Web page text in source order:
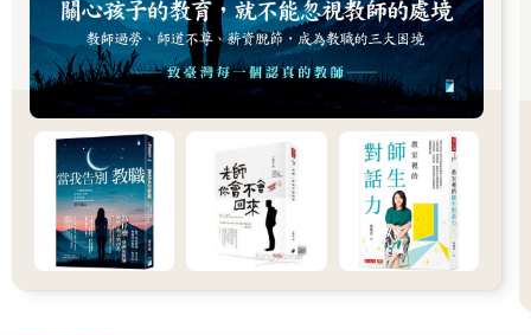
之方便取得，個人之私人活動受注視、監看、監聽或公開揭露等
侵擾之可能大為增加，個人之私人活動及隱私受保護之需要，亦
隨之提升。是個人縱於公共場域中，亦應享有依社會通念得不受
他人持續注視、監看、監聽、接近等侵擾之私人活動領域及個人
資料自主，而受法律所保護……」
第689號解釋文的核心論點在於，個人在公共場所雖然享有行動自
由，只是需要在一定程度上相互容忍可能的不便，公共場所個人
權利適度被限制是難以避免的。而大法官進一步推論，在公開場
所中，若個人的私密領域或個人資料自主受到「過度」干擾，法
律亦應加以限制干擾者，以維護個人人格自由的發展。